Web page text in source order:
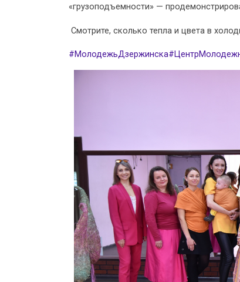
«грузоподъемности» —
Смотрите, сколько тепла и цвета в
#МолодежьДзержинска